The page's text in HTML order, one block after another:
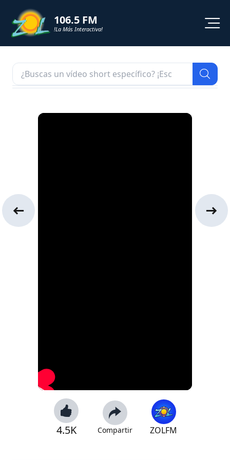
106.5 FM
!La Más Interactiva!
NOTICIAS
ZOL TV
4.5K Compartir ZOLFM